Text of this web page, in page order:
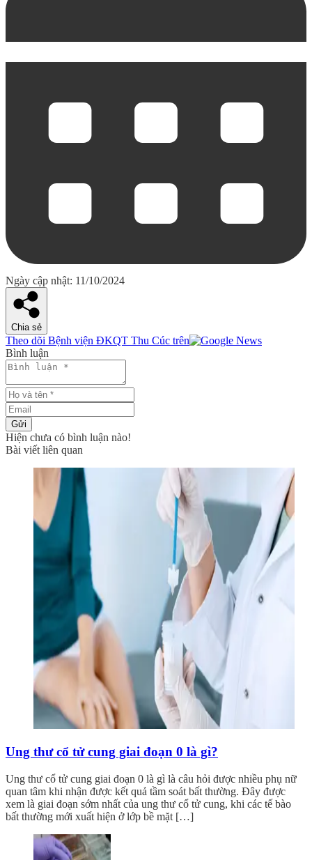
Ngày cập nhật: 11/10/2024
Chia sẻ
Theo dõi Bệnh viện ĐKQT Thu Cúc trên
Bình luận
Gửi
Hiện chưa có bình luận nào!
Bài viết liên quan
Ung thư cổ tử cung giai đoạn 0 là gì?
Ung thư cổ tử cung giai đoạn 0 là gì là câu hỏi được nhiều phụ nữ
quan tâm khi nhận được kết quả tầm soát bất thường. Đây được
xem là giai đoạn sớm nhất của ung thư cổ tử cung, khi các tế bào
bất thường mới xuất hiện ở lớp bề mặt […]